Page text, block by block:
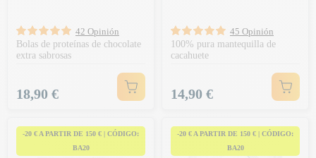
42 Opinión
Bolas de proteínas de chocolate
extra sabrosas
Precio
18,90 €
45 Opinión
100% pura mantequilla de
cacahuete
Precio
14,90 €
-20 € A PARTIR DE 150 € | CÓDIGO:
BA20
-20 € A PARTIR DE 150 € | CÓDIGO:
BA20